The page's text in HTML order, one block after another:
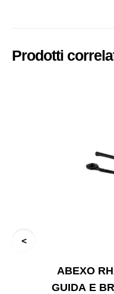
Prodotti
ABEXO
GUIDA E